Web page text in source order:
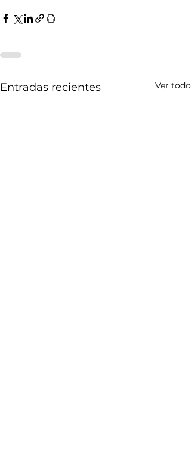
Entradas recientes Ver todo